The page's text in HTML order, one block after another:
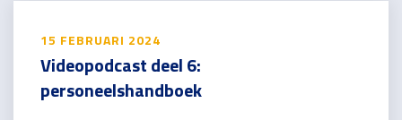
15 FEBRUARI 2024
Videopodcast deel 6:
personeelshandboek